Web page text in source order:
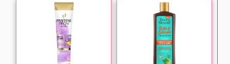
Daylogic
ECO